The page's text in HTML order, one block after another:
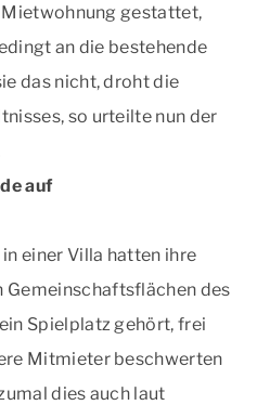
gestattet,
an die bestehende
das nicht, droht die
so urteilte nun der
auf
einer Villa hatten ihre
Gemeinschaftsflächen des
Spielplatz gehört, frei
Mitmieter beschwerten
dies auch laut